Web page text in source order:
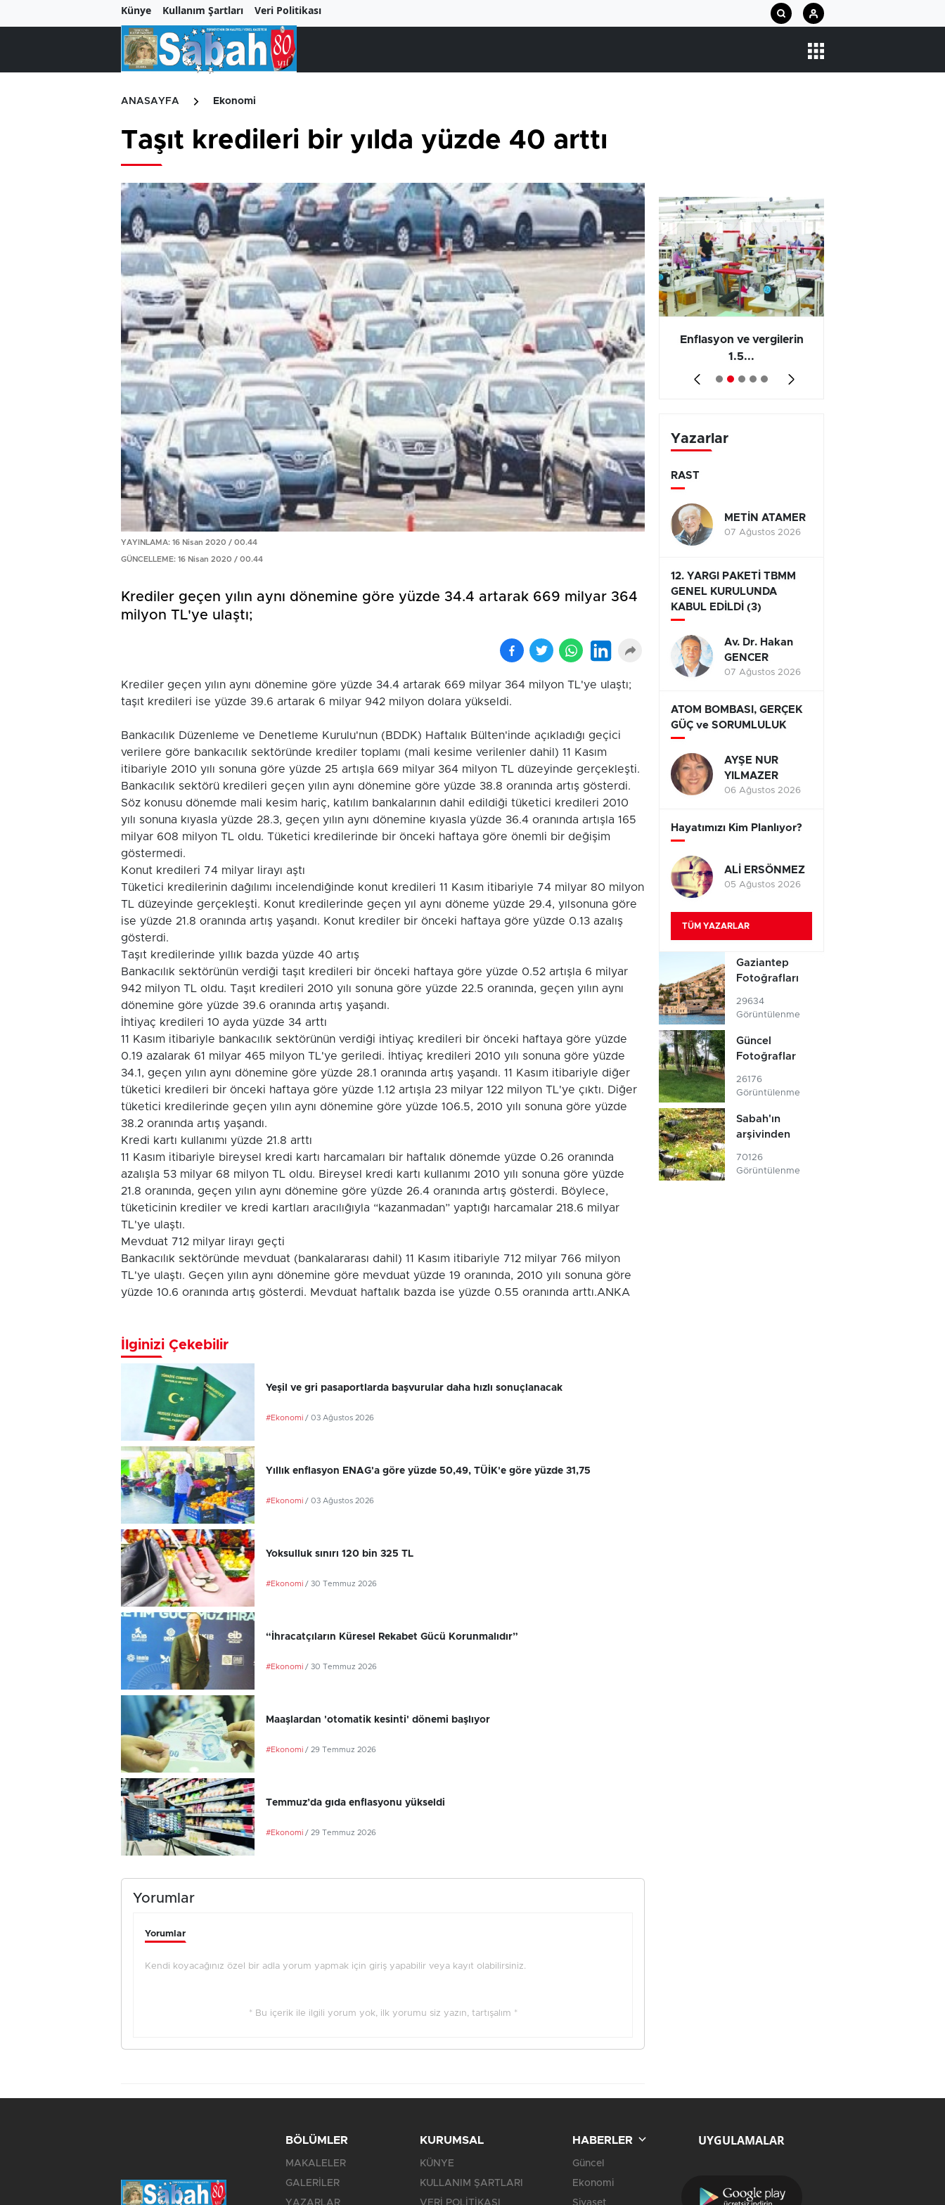
Künye Kullanım Şartları Veri Politikası
ANASAYFA Ekonomi
Taşıt kredileri bir yılda yüzde 40 arttı
YAYINLAMA: 16 Nisan 2020 / 00.44
GÜNCELLEME: 16 Nisan 2020 / 00.44
Krediler geçen yılın aynı dönemine göre yüzde 34.4 artarak 669 milyar 364
milyon TL'ye ulaştı;
Krediler geçen yılın aynı dönemine göre yüzde 34.4 artarak 669 milyar 364 milyon TL'ye ulaştı;
taşıt kredileri ise yüzde 39.6 artarak 6 milyar 942 milyon dolara yükseldi.
Bankacılık Düzenleme ve Denetleme Kurulu'nun (BDDK) Haftalık Bülten'inde açıkladığı geçici
verilere göre bankacılık sektöründe krediler toplamı (mali kesime verilenler dahil) 11 Kasım
itibariyle 2010 yılı sonuna göre yüzde 25 artışla 669 milyar 364 milyon TL düzeyinde gerçekleşti.
Bankacılık sektörü kredileri geçen yılın aynı dönemine göre yüzde 38.8 oranında artış gösterdi.
Söz konusu dönemde mali kesim hariç, katılım bankalarının dahil edildiği tüketici kredileri 2010
yılı sonuna kıyasla yüzde 28.3, geçen yılın aynı dönemine kıyasla yüzde 36.4 oranında artışla 165
milyar 608 milyon TL oldu. Tüketici kredilerinde bir önceki haftaya göre önemli bir değişim
göstermedi.
Konut kredileri 74 milyar lirayı aştı
Tüketici kredilerinin dağılımı incelendiğinde konut kredileri 11 Kasım itibariyle 74 milyar 80 milyon
TL düzeyinde gerçekleşti. Konut kredilerinde geçen yıl aynı döneme yüzde 29.4, yılsonuna göre
ise yüzde 21.8 oranında artış yaşandı. Konut krediler bir önceki haftaya göre yüzde 0.13 azalış
gösterdi.
Taşıt kredilerinde yıllık bazda yüzde 40 artış
Bankacılık sektörünün verdiği taşıt kredileri bir önceki haftaya göre yüzde 0.52 artışla 6 milyar
942 milyon TL oldu. Taşıt kredileri 2010 yılı sonuna göre yüzde 22.5 oranında, geçen yılın aynı
dönemine göre yüzde 39.6 oranında artış yaşandı.
İhtiyaç kredileri 10 ayda yüzde 34 arttı
11 Kasım itibariyle bankacılık sektörünün verdiği ihtiyaç kredileri bir önceki haftaya göre yüzde
0.19 azalarak 61 milyar 465 milyon TL'ye geriledi. İhtiyaç kredileri 2010 yılı sonuna göre yüzde
34.1, geçen yılın aynı dönemine göre yüzde 28.1 oranında artış yaşandı. 11 Kasım itibariyle diğer
tüketici kredileri bir önceki haftaya göre yüzde 1.12 artışla 23 milyar 122 milyon TL'ye çıktı. Diğer
tüketici kredilerinde geçen yılın aynı dönemine göre yüzde 106.5, 2010 yılı sonuna göre yüzde
38.2 oranında artış yaşandı.
Kredi kartı kullanımı yüzde 21.8 arttı
11 Kasım itibariyle bireysel kredi kartı harcamaları bir haftalık dönemde yüzde 0.26 oranında
azalışla 53 milyar 68 milyon TL oldu. Bireysel kredi kartı kullanımı 2010 yılı sonuna göre yüzde
21.8 oranında, geçen yılın aynı dönemine göre yüzde 26.4 oranında artış gösterdi. Böylece,
tüketicinin krediler ve kredi kartları aracılığıyla “kazanmadan” yaptığı harcamalar 218.6 milyar
TL'ye ulaştı.
Mevduat 712 milyar lirayı geçti
Bankacılık sektöründe mevduat (bankalararası dahil) 11 Kasım itibariyle 712 milyar 766 milyon
TL'ye ulaştı. Geçen yılın aynı dönemine göre mevduat yüzde 19 oranında, 2010 yılı sonuna göre
yüzde 10.6 oranında artış gösterdi. Mevduat haftalık bazda ise yüzde 0.55 oranında arttı.ANKA
İlginizi Çekebilir
Yeşil ve gri pasaportlarda başvurular daha hızlı sonuçlanacak
#Ekonomi / 03 Ağustos 2026
Yıllık enflasyon ENAG'a göre yüzde 50,49, TÜİK'e göre yüzde 31,75
#Ekonomi / 03 Ağustos 2026
Yoksulluk sınırı 120 bin 325 TL
#Ekonomi / 30 Temmuz 2026
“İhracatçıların Küresel Rekabet Gücü Korunmalıdır”
#Ekonomi / 30 Temmuz 2026
Maaşlardan 'otomatik kesinti' dönemi başlıyor
#Ekonomi / 29 Temmuz 2026
Temmuz’da gıda enflasyonu yükseldi
#Ekonomi / 29 Temmuz 2026
Yorumlar
Yorumlar
Kendi koyacağınız özel bir adla yorum yapmak için giriş yapabilir veya kayıt olabilirsiniz.
* Bu içerik ile ilgili yorum yok, ilk yorumu siz yazın, tartışalım *
Birçok uyku hastalığının
tan...
En ucuz sigara 120 TL, en
pa...
Enflasyon ve vergilerin
1.5...
Yazarlar
RAST
METİN ATAMER
07 Ağustos 2026
12. YARGI PAKETİ TBMM
GENEL KURULUNDA
KABUL EDİLDİ (3)
Av. Dr. Hakan
GENCER
07 Ağustos 2026
ATOM BOMBASI, GERÇEK
GÜÇ ve SORUMLULUK
AYŞE NUR
YILMAZER
06 Ağustos 2026
Hayatımızı Kim Planlıyor?
ALİ ERSÖNMEZ
05 Ağustos 2026
TÜM YAZARLAR
Gaziantep
Fotoğrafları
29634
Görüntülenme
Güncel
Fotoğraflar
26176
Görüntülenme
Sabah'ın
arşivinden
70126
Görüntülenme
BÖLÜMLER
MAKALELER
GALERİLER
YAZARLAR
KURUMSAL
KÜNYE
KULLANIM ŞARTLARI
VERİ POLİTİKASI
HABERLER
Güncel
Ekonomi
Siyaset
UYGULAMALAR